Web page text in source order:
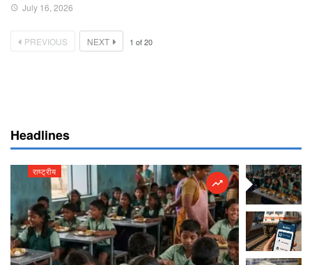
July 16, 2026
PREVIOUS NEXT 1 of20
Headlines
राष्ट्रीय राष्ट्रीय